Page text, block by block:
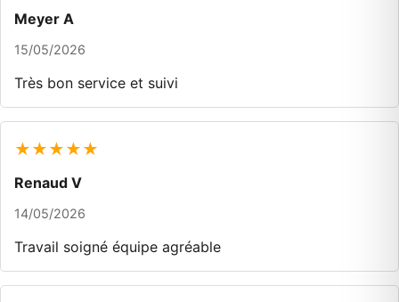
Meyer A
15/05/2026
Très bon service et suivi
★★★★★
Renaud V
14/05/2026
Travail soigné équipe agréable